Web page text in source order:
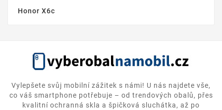
Honor X6c
Vylepšete svůj mobilní zážitek s námi! U nás najdete vše,
co váš smartphone potřebuje – od trendových obalů, přes
kvalitní ochranná skla a špičková sluchátka, až po